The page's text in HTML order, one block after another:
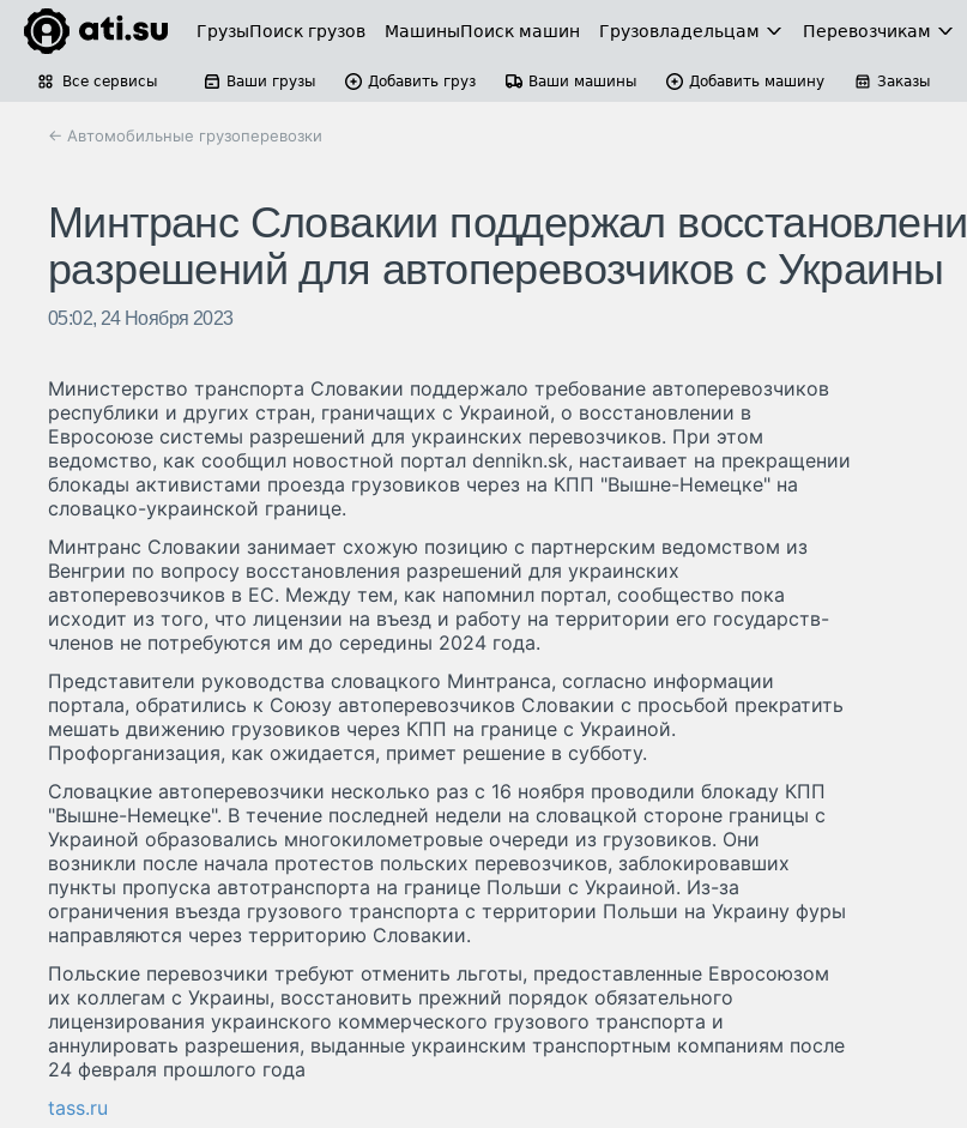
ГрузыПоиск грузов МашиныПоиск машин Грузовладельцам Перевозчикам
Все сервисы Ваши грузы Добавить груз Ваши машины Добавить машину Заказы
← Автомобильные грузоперевозки
Минтранс Словакии поддержал
разрешений для автоперевозчиков с Украины
05:02, 24 Ноября 2023
Министерство транспорта Словакии поддержало требование автоперевозчиков
республики и других стран, граничащих с Украиной, о восстановлении в
Евросоюзе системы разрешений для украинских перевозчиков. При этом
ведомство, как сообщил новостной портал dennikn.sk, настаивает на прекращении
блокады активистами проезда грузовиков через на КПП "Вышне-Немецке" на
словацко-украинской границе.
Минтранс Словакии занимает схожую позицию с партнерским ведомством из
Венгрии по вопросу восстановления разрешений для украинских
автоперевозчиков в ЕС. Между тем, как напомнил портал, сообщество пока
исходит из того, что лицензии на въезд и работу на территории его государств-
членов не потребуются им до середины 2024 года.
Представители руководства словацкого Минтранса, согласно информации
портала, обратились к Союзу автоперевозчиков Словакии с просьбой прекратить
мешать движению грузовиков через КПП на границе с Украиной.
Профорганизация, как ожидается, примет решение в субботу.
Словацкие автоперевозчики несколько раз с 16 ноября проводили блокаду КПП
"Вышне-Немецке". В течение последней недели на словацкой стороне границы с
Украиной образовались многокилометровые очереди из грузовиков. Они
возникли после начала протестов польских перевозчиков, заблокировавших
пункты пропуска автотранспорта на границе Польши с Украиной. Из-за
ограничения въезда грузового транспорта с территории Польши на Украину фуры
направляются через территорию Словакии.
Польские перевозчики требуют отменить льготы, предоставленные Евросоюзом
их коллегам с Украины, восстановить прежний порядок обязательного
лицензирования украинского коммерческого грузового транспорта и
аннулировать разрешения, выданные украинским транспортным компаниям после
24 февраля прошлого года
tass.ru